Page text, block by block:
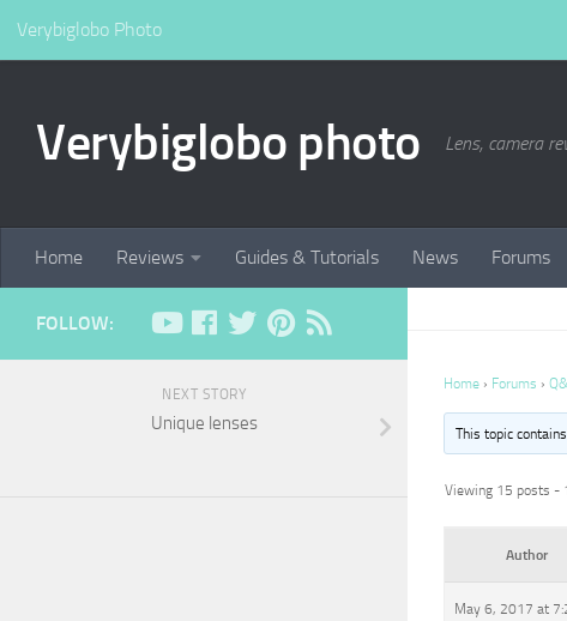
Verybiglobo Photo
Verybiglobo photo Lens, camera
Home Reviews Guides & Tutorials News Forums
Home › Forums ›
This topic
Viewing 15 posts -
Author
May 6, 2017 at
FOLLOW:
NEXT STORY
Unique lenses